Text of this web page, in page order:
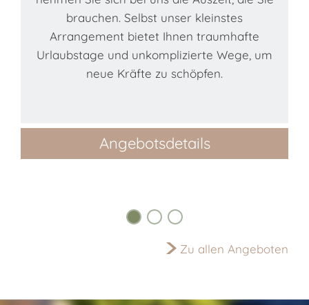
brauchen. Selbst unser kleinstes
Arrangement bietet Ihnen traumhafte
Urlaubstage und unkomplizierte Wege, um
neue Kräfte zu schöpfen.
Angebotsdetails
Zu allen Angeboten